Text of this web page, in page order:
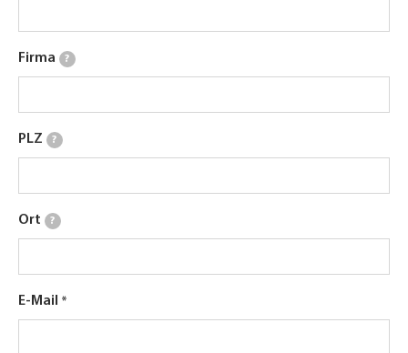
Firma ?
PLZ ?
Ort ?
E-Mail